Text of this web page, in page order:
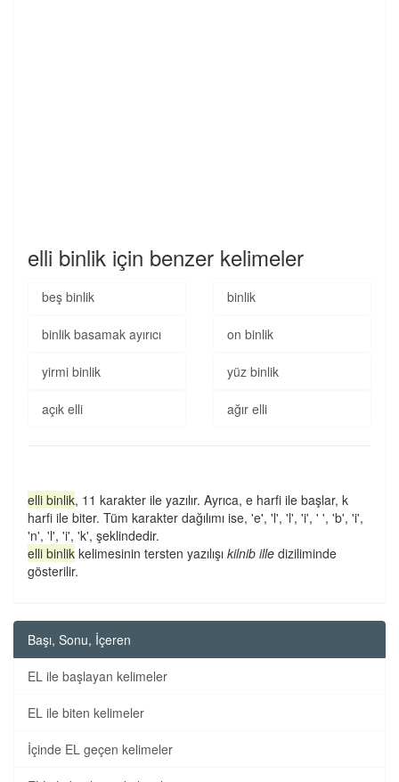
elli binlik için benzer kelimeler
beş binlik binlik
binlik basamak ayırıcı on binlik
yirmi binlik yüz binlik
açık elli ağır elli
elli binlik, 11 karakter ile yazılır. Ayrıca, e harfi ile başlar, k
harfi ile biter. Tüm karakter dağılımı ise, 'e', 'l', 'l', 'i', ' ', 'b', 'i',
'n', 'l', 'i', 'k', şeklindedir.
elli binlik kelimesinin tersten yazılışı kilnib ille diziliminde
gösterilir.
Başı, Sonu, İçeren
EL ile başlayan kelimeler
EL ile biten kelimeler
İçinde EL geçen kelimeler